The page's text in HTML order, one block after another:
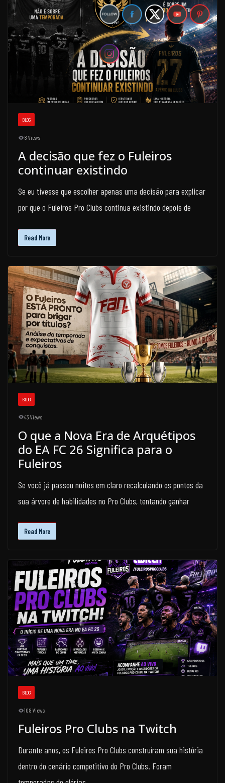
BLOG
8 Views
A decisão que fez o Fuleiros
continuar existindo
Se eu tivesse que escolher apenas uma decisão para explicar
por que o Fuleiros Pro Clubs continua existindo depois de
Read More
BLOG
43 Views
O que a Nova Era de Arquétipos
do EA FC 26 Significa para o
Fuleiros
Se você já passou noites em claro recalculando os pontos da
sua árvore de habilidades no Pro Clubs, tentando ganhar
Read More
BLOG
108 Views
Fuleiros Pro Clubs na Twitch
Durante anos, os Fuleiros Pro Clubs construíram sua história
dentro do cenário competitivo do Pro Clubs. Foram